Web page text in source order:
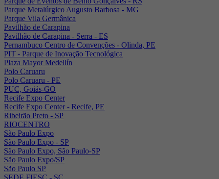
Parque Metalúrgico Augusto Barbosa - MG
Parque Vila Germânica
Pavilhão de Carapina
Pavilhão de Carapina - Serra - ES
Pernambuco Centro de Convenções - Olinda, PE
PIT - Parque de Inovação Tecnológica
Plaza Mayor Medellín
Polo Caruaru
Polo Caruaru - PE
PUC, Goiás-GO
Recife Expo Center
Recife Expo Center - Recife, PE
Ribeirão Preto - SP
RIOCENTRO
São Paulo Expo
São Paulo Expo - SP
São Paulo Expo, São Paulo-SP
São Paulo Expo/SP
São Paulo SP
SEDE FIESC - SC